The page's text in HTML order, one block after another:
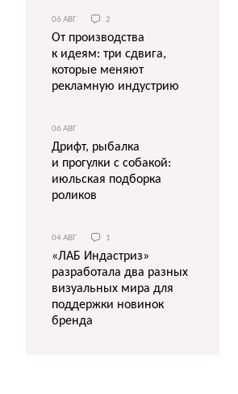
06 АВГ 2
От производства
к идеям: три сдвига,
которые меняют
рекламную индустрию
06 АВГ
Дрифт, рыбалка
и прогулки с собакой:
июльская подборка
роликов
04 АВГ 1
«ЛАБ Индастриз»
разработала два разных
визуальных мира для
поддержки новинок
бренда